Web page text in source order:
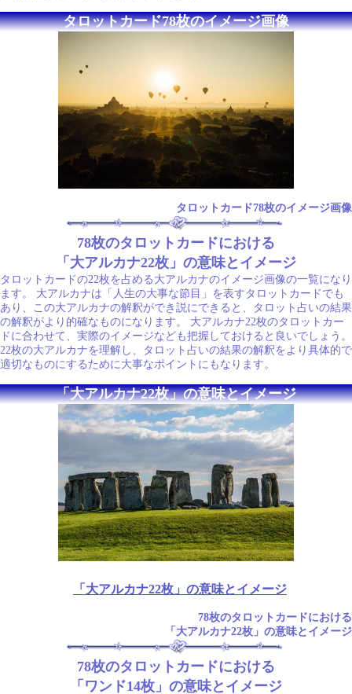
タロットカード78枚のイメージ画像
タロットカード78枚のイメージ画像
78枚のタロットカードにおける
「大アルカナ22枚」の意味とイメージ
タロットカードの22枚を占める大アルカナのイメージ画像の一覧になり
ます。 大アルカナは「人生の大事な節目」を表すタロットカードでも
あり、この大アルカナの解釈ができ説にできると、タロット占いの結果
の解釈がより的確なものになります。 大アルカナ22枚のタロットカー
ドに合わせて、実際のイメージなども把握しておけると良いでしょう。
22枚の大アルカナを理解し、タロット占いの結果の解釈をより具体的で
適切なものにするために大事なポイントにもなります。
「大アルカナ22枚」の意味とイメージ
「大アルカナ22枚」の意味とイメージ
78枚のタロットカードにおける
「大アルカナ22枚」の意味とイメージ
78枚のタロットカードにおける
「ワンド14枚」の意味とイメージ